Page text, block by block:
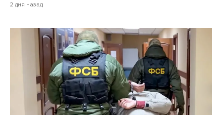
2 дня назад